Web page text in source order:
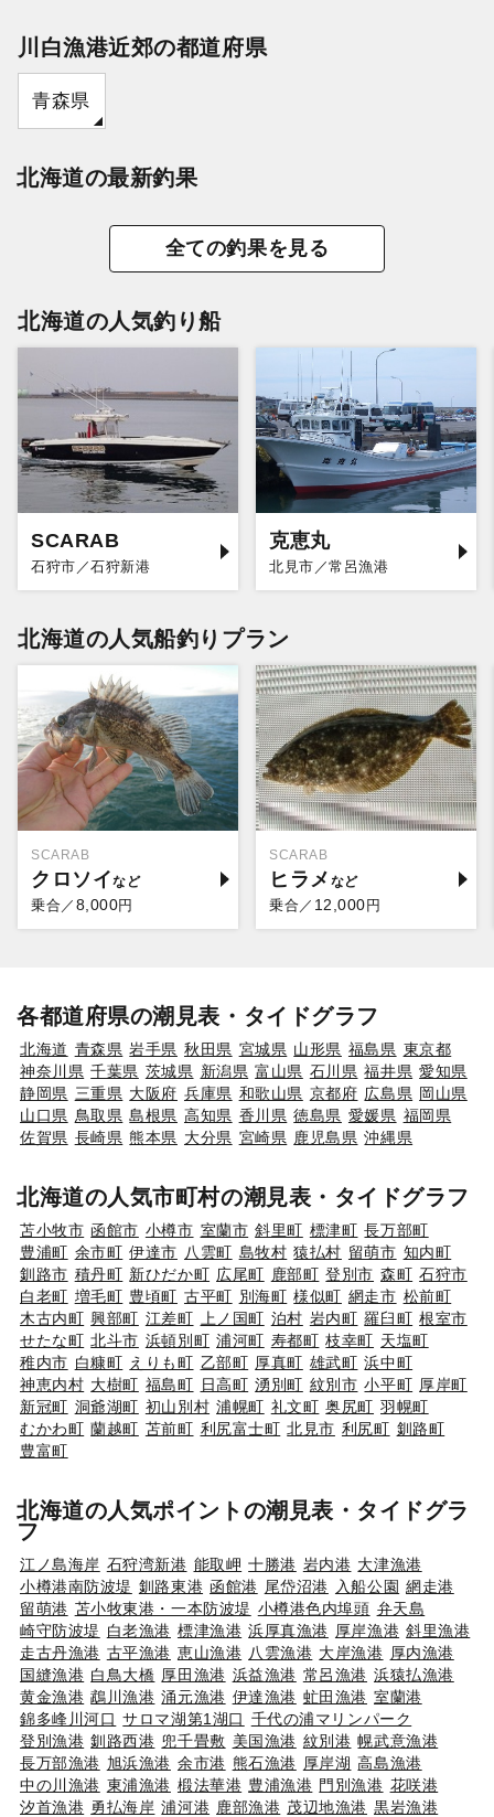
川白漁港近郊の都道府県
青森県
北海道の最新釣果
全ての釣果を見る
北海道の人気釣り船
SCARAB
石狩市／石狩新港
克恵丸
北見市／常呂漁港
北海道の人気船釣りプラン
SCARAB
クロソイ
乗合／ 8,000円
SCARAB
ヒラメ
乗合／ 12,000円
各都道府県の潮見表・タイドグラフ
北海道 青森県 岩手県 秋田県 宮城県 山形県 福島県 東京都
神奈川県 千葉県 茨城県 新潟県 富山県 石川県 福井県 愛知県
静岡県 三重県 大阪府 兵庫県 和歌山県 京都府 広島県 岡山県
山口県 鳥取県 島根県 高知県 香川県 徳島県 愛媛県 福岡県
佐賀県 長崎県 熊本県 大分県 宮崎県 鹿児島県 沖縄県
北海道の人気市町村の潮見表・タイドグラフ
苫小牧市 函館市 小樽市 室蘭市 斜里町 標津町 長万部町
豊浦町 余市町 伊達市 八雲町 島牧村 猿払村 留萌市 知内町
釧路市 積丹町 新ひだか町 広尾町 鹿部町 登別市 森町 石狩市
白老町 増毛町 豊頃町 古平町 別海町 様似町 網走市 松前町
木古内町 興部町 江差町 上ノ国町 泊村 岩内町 羅臼町 根室市
せたな町 北斗市 浜頓別町 浦河町 寿都町 枝幸町 天塩町
稚内市 白糠町 えりも町 乙部町 厚真町 雄武町 浜中町
神恵内村 大樹町 福島町 日高町 湧別町 紋別市 小平町 厚岸町
新冠町 洞爺湖町 初山別村 浦幌町 礼文町 奥尻町 羽幌町
むかわ町 蘭越町 苫前町 利尻富士町 北見市 利尻町 釧路町
豊富町
北海道の人気ポイントの潮見表・タイドグラ
フ
江ノ島海岸 石狩湾新港 能取岬 十勝港 岩内港 大津漁港
小樽港南防波堤 釧路東港 函館港 尾岱沼港 入船公園 網走港
留萌港 苫小牧東港・一本防波堤 小樽港色内埠頭 弁天島
崎守防波堤 白老漁港 標津漁港 浜厚真漁港 厚岸漁港 斜里漁港
走古丹漁港 古平漁港 恵山漁港 八雲漁港 大岸漁港 厚内漁港
国縫漁港 白鳥大橋 厚田漁港 浜益漁港 常呂漁港 浜猿払漁港
黄金漁港 鵡川漁港 涌元漁港 伊達漁港 虻田漁港 室蘭港
錦多峰川河口 サロマ湖第1湖口 千代の浦マリンパーク
登別漁港 釧路西港 兜千畳敷 美国漁港 紋別港 幌武意漁港
長万部漁港 旭浜漁港 余市港 熊石漁港 厚岸湖 高島漁港
中の川漁港 東浦漁港 椴法華港 豊浦漁港 門別漁港 花咲港
汐首漁港 勇払海岸 浦河港 鹿部漁港 茂辺地漁港 黒岩漁港